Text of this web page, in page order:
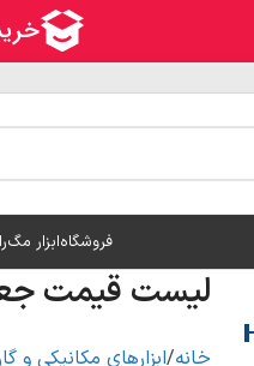
فروشگاهابزار مگ
لیست قیمت
خانه ابزارهای مکانیکی و